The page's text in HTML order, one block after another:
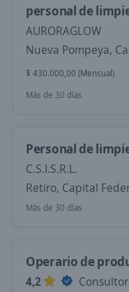
personal de
AURORAGLOW
Nueva Pompeya,
$ 430.000,00 (Mensual)
Más de 30 días
Personal de
C.S.I.S.R.L.
Retiro, Capital
Más de 30 días
Operario de
4,2